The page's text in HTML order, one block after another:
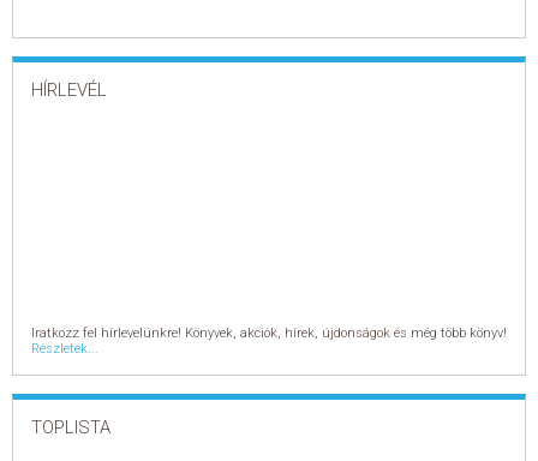
HÍRLEVÉL
Iratkozz fel hírlevelünkre! Könyvek, akciók, hírek, újdonságok és még több könyv!
Részletek...
TOPLISTA